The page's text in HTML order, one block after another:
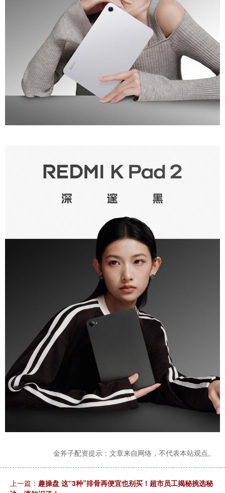
金斧子配资提示：文章来自网络，不代表本站观点。
上一篇： 趣操盘 这“3种”排骨再便宜也别买！超市员工揭秘挑选秘